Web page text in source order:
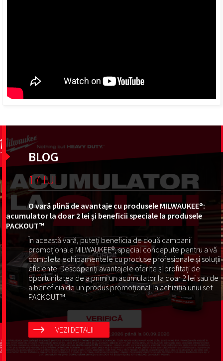
BLOG
17 IUL
O vară plină de avantaje cu produsele MILWAUKEE®:
acumulator la doar 2 lei și beneficii speciale la produsele
PACKOUT™
În această vară, puteți beneficia de două campanii
promoționale MILWAUKEE®, special concepute pentru a vă
completa echipamentele cu produse profesionale și soluții
eficiente. Descoperiți avantajele oferite și profitați de
oportunitatea de a primi un acumulator la doar 2 lei sau de
a beneficia de un produs promoțional la achiziția unui set
PACKOUT™.
VEZI DETALII